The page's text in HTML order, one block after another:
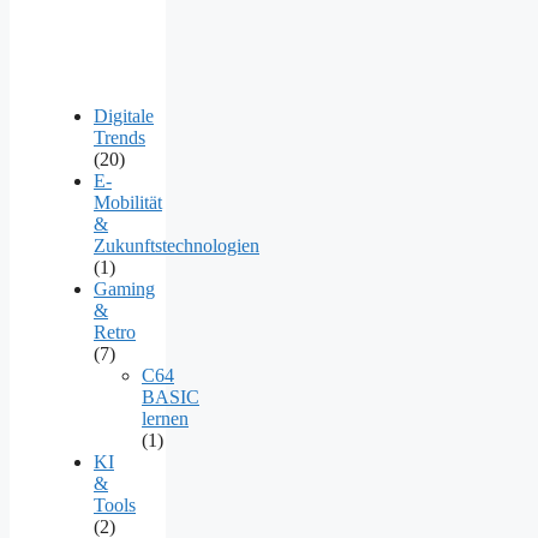
Digitale
Trends
(20)
E-
Mobilität
&
Zukunftstechnologien
(1)
Gaming
&
Retro
(7)
C64
BASIC
lernen
(1)
KI
&
Tools
(2)